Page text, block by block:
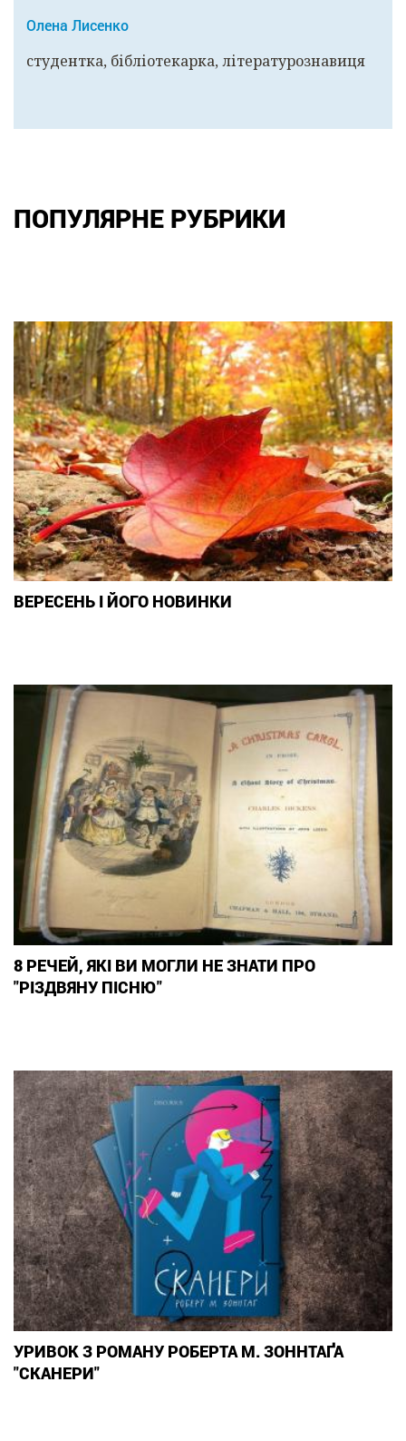
Олена Лисенко
студентка, бібліотекарка, літературознавиця
ПОПУЛЯРНЕ РУБРИКИ
ВЕРЕСЕНЬ І ЙОГО НОВИНКИ
8 РЕЧЕЙ, ЯКІ ВИ МОГЛИ НЕ ЗНАТИ ПРО
"РІЗДВЯНУ ПІСНЮ"
УРИВОК З РОМАНУ РОБЕРТА М. ЗОННТАҐА
"СКАНЕРИ"